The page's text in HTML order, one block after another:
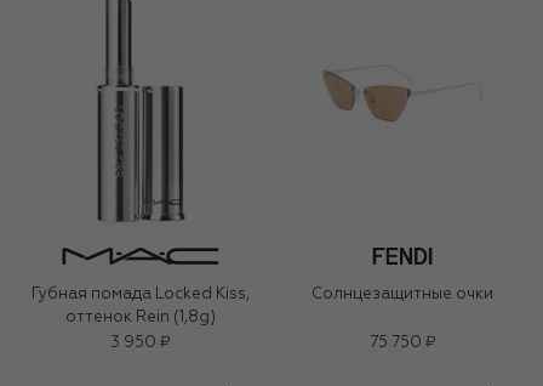
Губная помада Locked Kiss,
оттенок Rein (1,8g)
3 950 ₽
Солнцезащитные очки
75 750 ₽